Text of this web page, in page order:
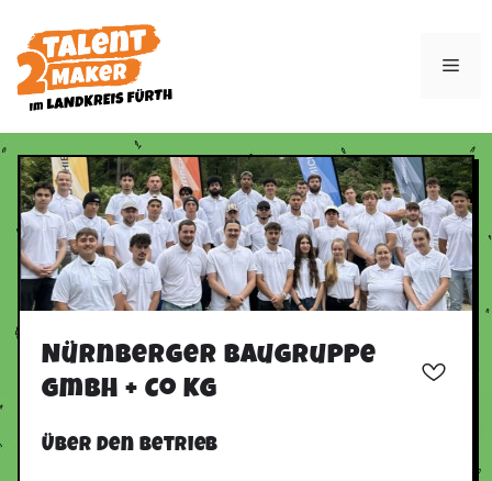
Inhalt
springen
Nürnberger Baugruppe
GmbH + Co KG
Über den Betrieb